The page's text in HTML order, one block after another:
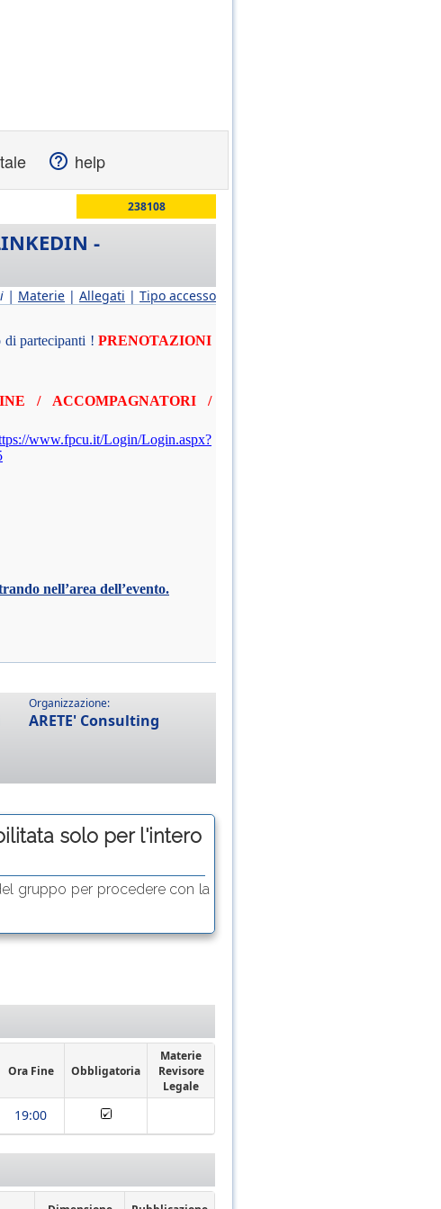
help
238108
-
| Materie | Allegati | Tipo accesso
di partecipanti !PRENOTAZIONI
/ ACCOMPAGNATORI /
www.fpcu.it/Login/Login.aspx?
nell’area dell’evento.
Organizzazione:
ARETE' Consulting
solo per l'intero
gruppo per procedere con la
Ora Fine Obbligatoria
Materie
Revisore
Legale
19:00